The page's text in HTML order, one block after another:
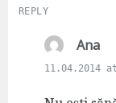
REPLY
Anas
a
11.04.2014